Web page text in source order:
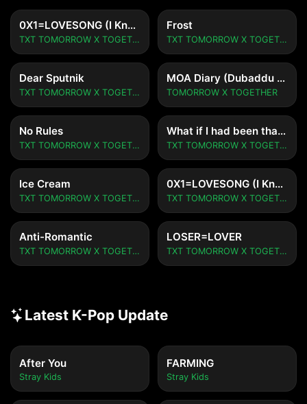
0X1=LOVESONG (I Know I Love You) feat. Seori (Emocore Mix)
TXT TOMORROW X TOGETHER
Frost
TXT TOMORROW X TOGETHER
Dear Sputnik
TXT TOMORROW X TOGETHER
MOA Diary (Dubaddu Wari Wari)
TOMORROW X TOGETHER
No Rules
TXT TOMORROW X TOGETHER
What if I had been that PUMA
TXT TOMORROW X TOGETHER
Ice Cream
TXT TOMORROW X TOGETHER
0X1=LOVESONG (I Know I Love You) feat. Seori
TXT TOMORROW X TOGETHER
Anti-Romantic
TXT TOMORROW X TOGETHER
LOSER=LOVER
TXT TOMORROW X TOGETHER
Latest K-Pop Update
After You
Stray Kids
FARMING
Stray Kids